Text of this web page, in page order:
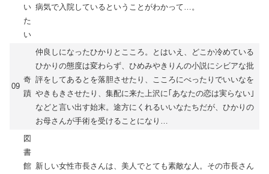
い
た
い
病気で入院しているということがわかって…。
09
奇
蹟
仲良しになったひかりとこころ。とはいえ、どこか冷めている
ひかりの態度は変わらず、ひめみやきりんの小説にシビアな批
評をしてあるとを落胆させたり、こころにべったりでいいなを
やきもきさせたり、集配に来た上沢に｢あなたの恋は実らない｣
などと言い出す始末。途方にくれるいいなたちだが、ひかりの
お母さんが手術を受けることになり…
図
書
館 新しい女性市長さんは、美人でとても素敵な人。その市長さん